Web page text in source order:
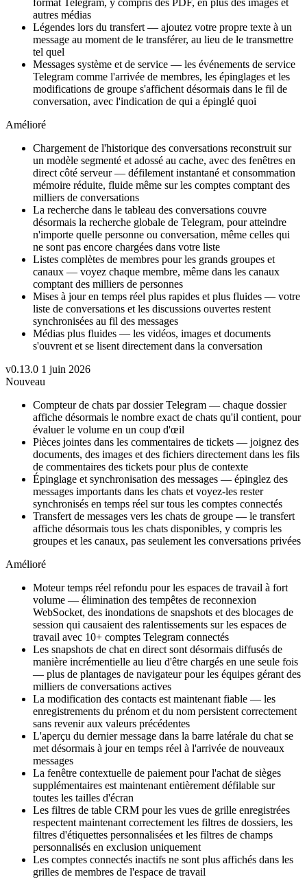
autres médias
Légendes lors du transfert — ajoutez votre propre texte à un
message au moment de le transférer, au lieu de le transmettre
tel quel
Messages système et de service — les événements de service
Telegram comme l'arrivée de membres, les épinglages et les
modifications de groupe s'affichent désormais dans le fil de
conversation, avec l'indication de qui a épinglé quoi
Amélioré
Chargement de l'historique des conversations reconstruit sur
un modèle segmenté et adossé au cache, avec des fenêtres en
direct côté serveur — défilement instantané et consommation
mémoire réduite, fluide même sur les comptes comptant des
milliers de conversations
La recherche dans le tableau des conversations couvre
désormais la recherche globale de Telegram, pour atteindre
n'importe quelle personne ou conversation, même celles qui
ne sont pas encore chargées dans votre liste
Listes complètes de membres pour les grands groupes et
canaux — voyez chaque membre, même dans les canaux
comptant des milliers de personnes
Mises à jour en temps réel plus rapides et plus fluides — votre
liste de conversations et les discussions ouvertes restent
synchronisées au fil des messages
Médias plus fluides — les vidéos, images et documents
s'ouvrent et se lisent directement dans la conversation
v0.13.0 1 juin 2026
Nouveau
Compteur de chats par dossier Telegram — chaque dossier
affiche désormais le nombre exact de chats qu'il contient, pour
évaluer le volume en un coup d'œil
Pièces jointes dans les commentaires de tickets — joignez des
documents, des images et des fichiers directement dans les fils
de commentaires des tickets pour plus de contexte
Épinglage et synchronisation des messages — épinglez des
messages importants dans les chats et voyez-les rester
synchronisés en temps réel sur tous les comptes connectés
Transfert de messages vers les chats de groupe — le transfert
affiche désormais tous les chats disponibles, y compris les
groupes et les canaux, pas seulement les conversations privées
Amélioré
Moteur temps réel refondu pour les espaces de travail à fort
volume — élimination des tempêtes de reconnexion
WebSocket, des inondations de snapshots et des blocages de
session qui causaient des ralentissements sur les espaces de
travail avec 10+ comptes Telegram connectés
Les snapshots de chat en direct sont désormais diffusés de
manière incrémentielle au lieu d'être chargés en une seule fois
— plus de plantages de navigateur pour les équipes gérant des
milliers de conversations actives
La modification des contacts est maintenant fiable — les
enregistrements du prénom et du nom persistent correctement
sans revenir aux valeurs précédentes
L'aperçu du dernier message dans la barre latérale du chat se
met désormais à jour en temps réel à l'arrivée de nouveaux
messages
La fenêtre contextuelle de paiement pour l'achat de sièges
supplémentaires est maintenant entièrement défilable sur
toutes les tailles d'écran
Les filtres de table CRM pour les vues de grille enregistrées
respectent maintenant correctement les filtres de dossiers, les
filtres d'étiquettes personnalisées et les filtres de champs
personnalisés en exclusion uniquement
Les comptes connectés inactifs ne sont plus affichés dans les
grilles de membres de l'espace de travail